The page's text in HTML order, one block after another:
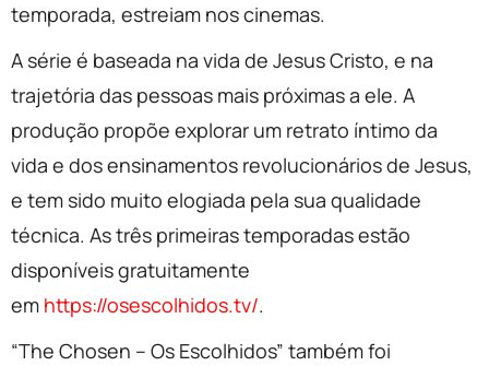
temporada, estreiam nos cinemas.
A série é baseada na vida de Jesus Cristo, e na
trajetória das pessoas mais próximas a ele. A
produção propõe explorar um retrato íntimo da
vida e dos ensinamentos revolucionários de Jesus,
e tem sido muito elogiada pela sua qualidade
técnica. As três primeiras temporadas estão
disponíveis gratuitamente
em https://osescolhidos.tv/.
“The Chosen – Os Escolhidos” também foi